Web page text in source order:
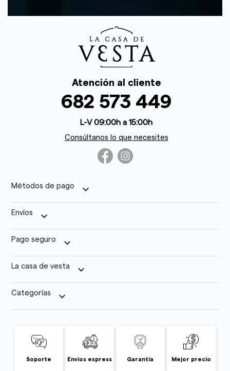
Atención al cliente
682 573 449
L-V 09:00h a 15:00h
Consúltanos lo que necesites
Métodos de pago keyboard_arrow_down
Envíos keyboard_arrow_down
Pago seguro keyboard_arrow_down
La casa de vesta keyboard_arrow_down
Categorías keyboard_arrow_down
Soporte Envíos express Garantía Mejor precio